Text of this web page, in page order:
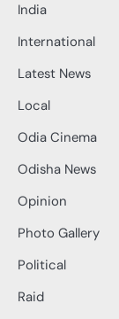
India
International
Latest News
Local
Odia Cinema
Odisha News
Opinion
Photo Gallery
Political
Raid